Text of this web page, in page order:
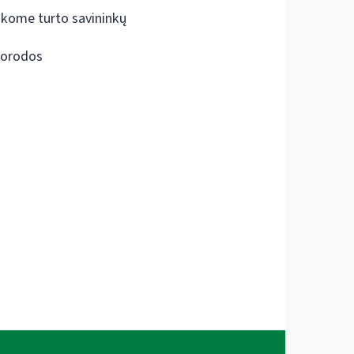
turto savininkų